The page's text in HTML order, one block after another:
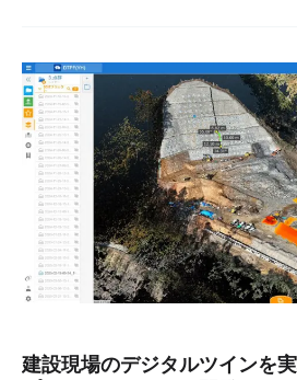
建設現場の​デジタルツインを​
建設現場の​
デジタルツインを​
実現する​
プラットフォームを​
開発